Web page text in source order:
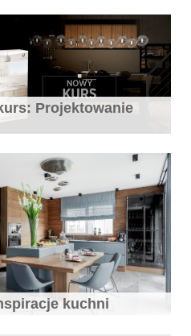
błędów popełnianych
projektowaniu wnętrz.
które zepsują aranżację
małych mieszkań
Projektowanie
kuchni